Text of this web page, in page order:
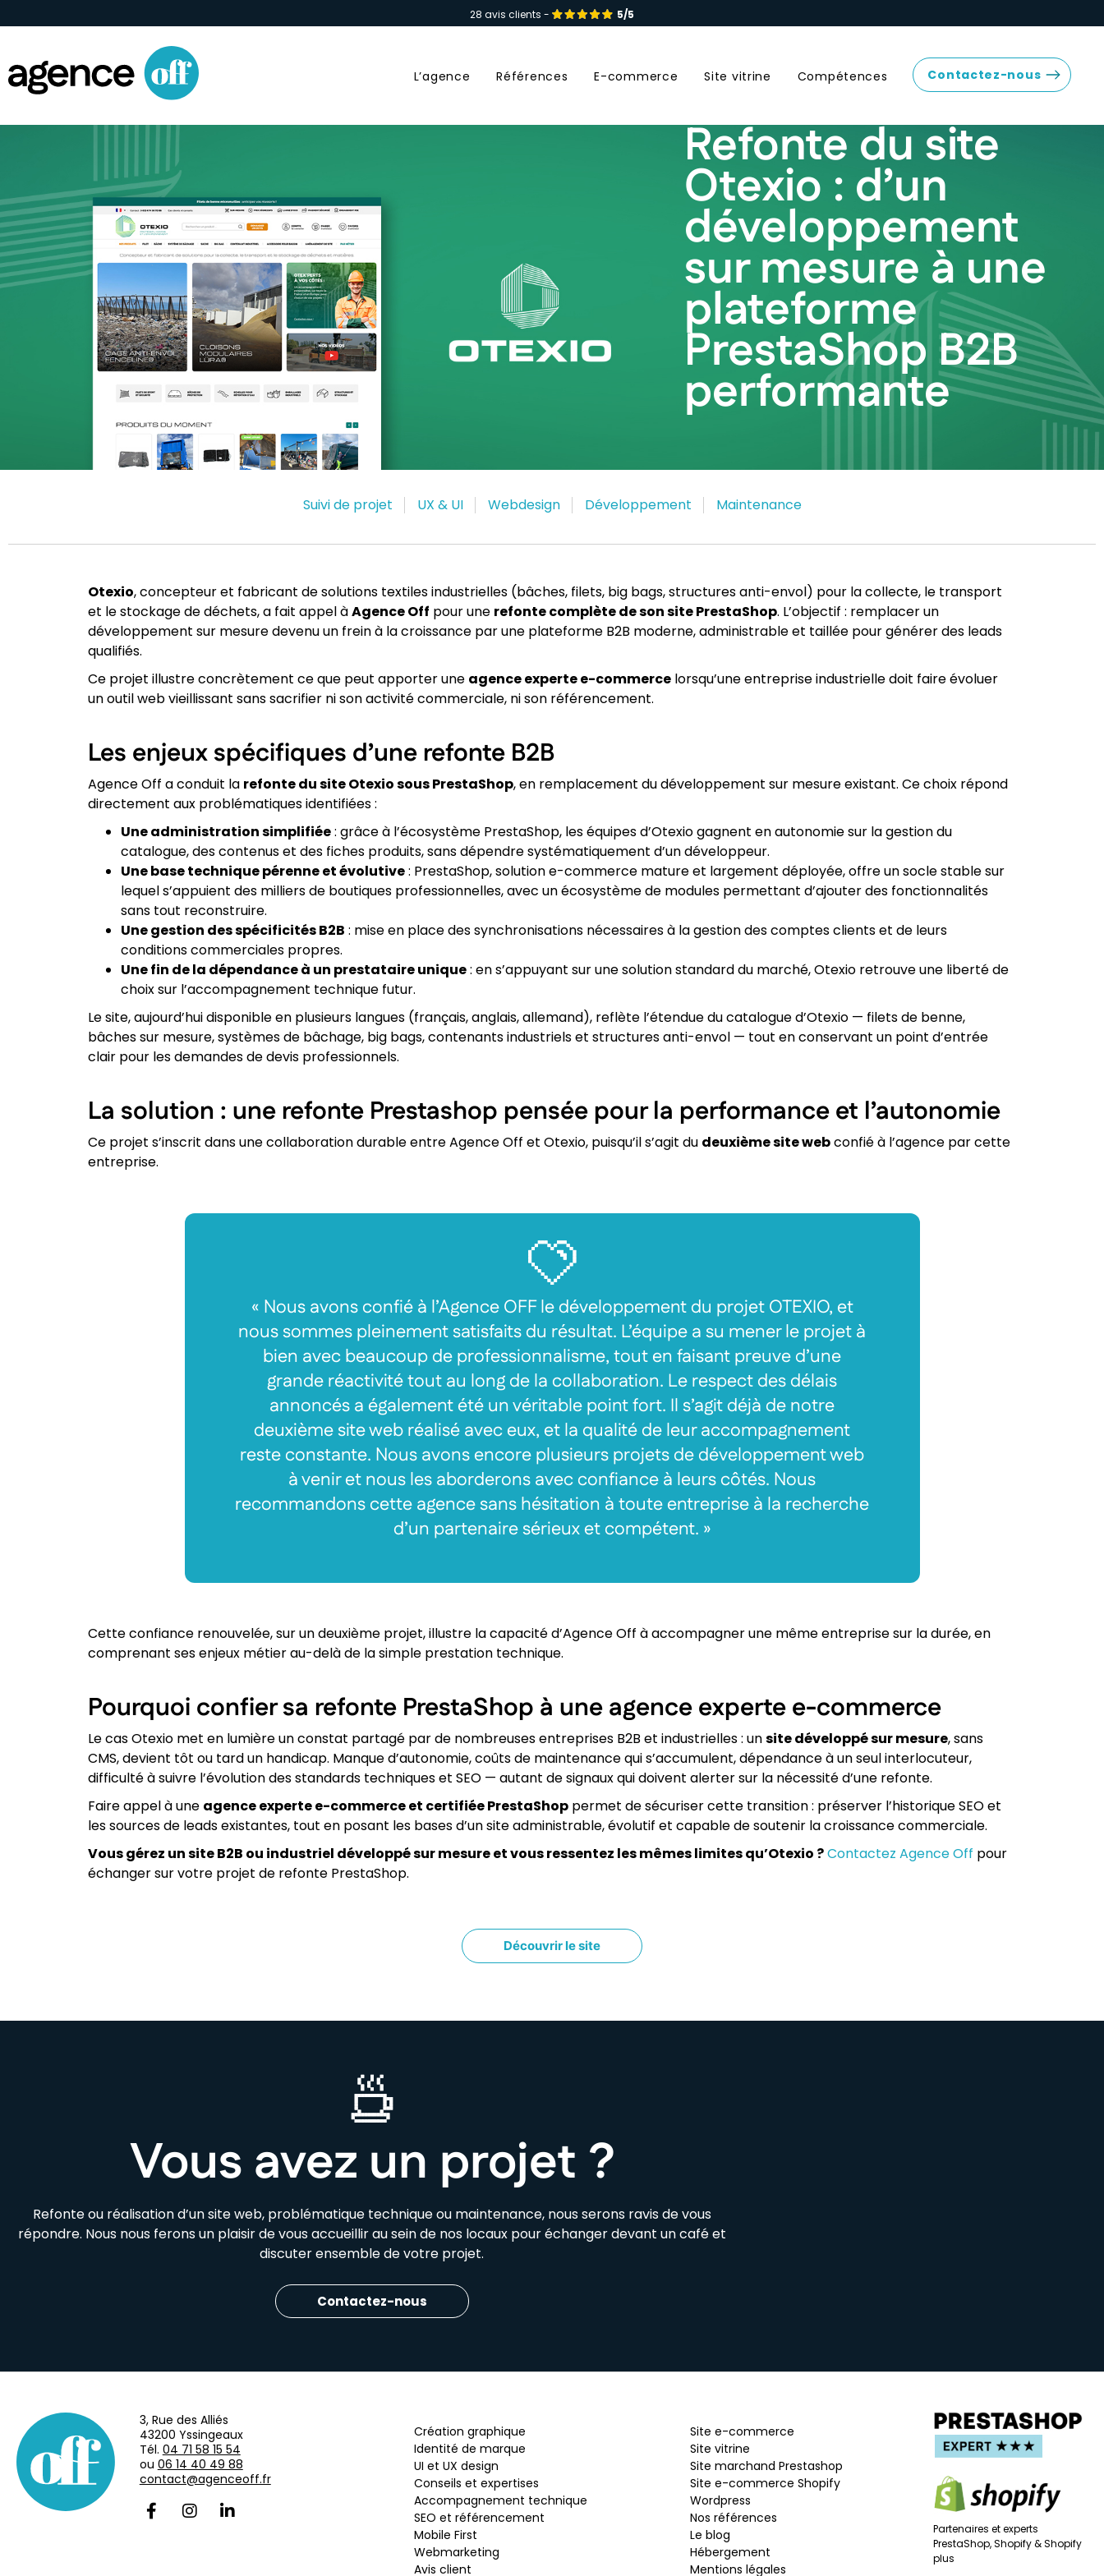
28 avis clients - 5/5
L’agence Références E-commerce Site vitrine Compétences Contactez-nous
Refonte du site
Otexio : d’un
développement
sur mesure à une
plateforme
PrestaShop B2B
performante
Suivi de projet UX & UI Webdesign Développement Maintenance
Otexio, concepteur et fabricant de solutions textiles industrielles (bâches, filets, big bags, structures anti-envol) pour la collecte, le transport
et le stockage de déchets, a fait appel àAgence Off pour une refonte complète de son site PrestaShop. L’objectif : remplacer un
développement sur mesure devenu un frein à la croissance par une plateforme B2B moderne, administrable et taillée pour générer des leads
qualifiés.
Ce projet illustre concrètement ce que peut apporter une agence experte e-commerce lorsqu’une entreprise industrielle doit faire évoluer
un outil web vieillissant sans sacrifier ni son activité commerciale, ni son référencement.
Les enjeux spécifiques d’une refonte B2B
Agence Off a conduit la refonte du site Otexio sous PrestaShop, en remplacement du développement sur mesure existant. Ce choix répond
directement aux problématiques identifiées :
Une administration simplifiée: grâce à l’écosystème PrestaShop, les équipes d’Otexio gagnent en autonomie sur la gestion du
catalogue, des contenus et des fiches produits, sans dépendre systématiquement d’un développeur.
Une base technique pérenne et évolutive: PrestaShop, solution e-commerce mature et largement déployée, offre un socle stable sur
lequel s’appuient des milliers de boutiques professionnelles, avec un écosystème de modules permettant d’ajouter des fonctionnalités
sans tout reconstruire.
Une gestion des spécificités B2B : mise en place des synchronisations nécessaires à la gestion des comptes clients et de leurs
conditions commerciales propres.
Une fin de la dépendance à un prestataire unique: en s’appuyant sur une solution standard du marché, Otexio retrouve une liberté de
choix sur l’accompagnement technique futur.
Le site, aujourd’hui disponible en plusieurs langues (français, anglais, allemand), reflète l’étendue du catalogue d’Otexio — filets de benne,
bâches sur mesure, systèmes de bâchage, big bags, contenants industriels et structures anti-envol — tout en conservant un point d’entrée
clair pour les demandes de devis professionnels.
La solution : une refonte Prestashop pensée pour la performance et l’autonomie
Ce projet s’inscrit dans une collaboration durable entre Agence Off et Otexio, puisqu’il s’agit du deuxième site webconfié à l’agence par cette
entreprise.
« Nous avons confié à l’Agence OFF le développement du projet OTEXIO, et
nous sommes pleinement satisfaits du résultat. L’équipe a su mener le projet à
bien avec beaucoup de professionnalisme, tout en faisant preuve d’une
grande réactivité tout au long de la collaboration. Le respect des délais
annoncés a également été un véritable point fort. Il s’agit déjà de notre
deuxième site web réalisé avec eux, et la qualité de leur accompagnement
reste constante. Nous avons encore plusieurs projets de développement web
à venir et nous les aborderons avec confiance à leurs côtés. Nous
recommandons cette agence sans hésitation à toute entreprise à la recherche
d’un partenaire sérieux et compétent. »
Cette confiance renouvelée, sur un deuxième projet, illustre la capacité d’Agence Off à accompagner une même entreprise sur la durée, en
comprenant ses enjeux métier au-delà de la simple prestation technique.
Pourquoi confier sa refonte PrestaShop à une agence experte e-commerce
Le cas Otexio met en lumière un constat partagé par de nombreuses entreprises B2B et industrielles : unsite développé sur mesure, sans
CMS, devient tôt ou tard un handicap. Manque d’autonomie, coûts de maintenance qui s’accumulent, dépendance à un seul interlocuteur,
difficulté à suivre l’évolution des standards techniques et SEO — autant de signaux qui doivent alerter sur la nécessité d’une refonte.
Faire appel à une agence experte e-commerce et certifiée PrestaShop permet de sécuriser cette transition : préserver l’historique SEO et
les sources de leads existantes, tout en posant les bases d’un site administrable, évolutif et capable de soutenir la croissance commerciale.
Vous gérez un site B2B ou industriel développé sur mesure et vous ressentez les mêmes limites qu’Otexio ?Contactez Agence Off pour
échanger sur votre projet de refonte PrestaShop.
Découvrir le site
Vous avez un projet ?
Refonte ou réalisation d’un site web, problématique technique ou maintenance, nous serons ravis de vous
répondre. Nous nous ferons un plaisir de vous accueillir au sein de nos locaux pour échanger devant un café et
discuter ensemble de votre projet.
Contactez-nous
3, Rue des Alliés
43200 Yssingeaux
Tél. 04 71 58 15 54
ou 06 14 40 49 88
contact@agenceoff.fr
Création graphique
Identité de marque
UI et UX design
Conseils et expertises
Accompagnement technique
SEO et référencement
Mobile First
Webmarketing
Avis client
Site e-commerce
Site vitrine
Site marchand Prestashop
Site e-commerce Shopify
Wordpress
Nos références
Le blog
Hébergement
Mentions légales
Partenaires et experts
PrestaShop, Shopify & Shopify
plus